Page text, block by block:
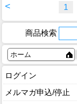
< 1
商品検索
ホーム
ログイン
メルマガ申込/停止